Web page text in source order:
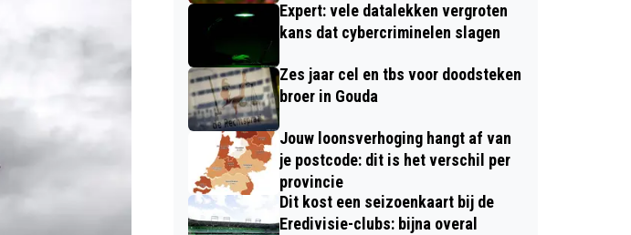
Expert: vele datalekken vergroten
kans dat cybercriminelen slagen
Zes jaar cel en tbs voor doodsteken
broer in Gouda
Jouw loonsverhoging hangt af van
je postcode: dit is het verschil per
provincie
Dit kost een seizoenkaart bij de
Eredivisie-clubs: bijna overal